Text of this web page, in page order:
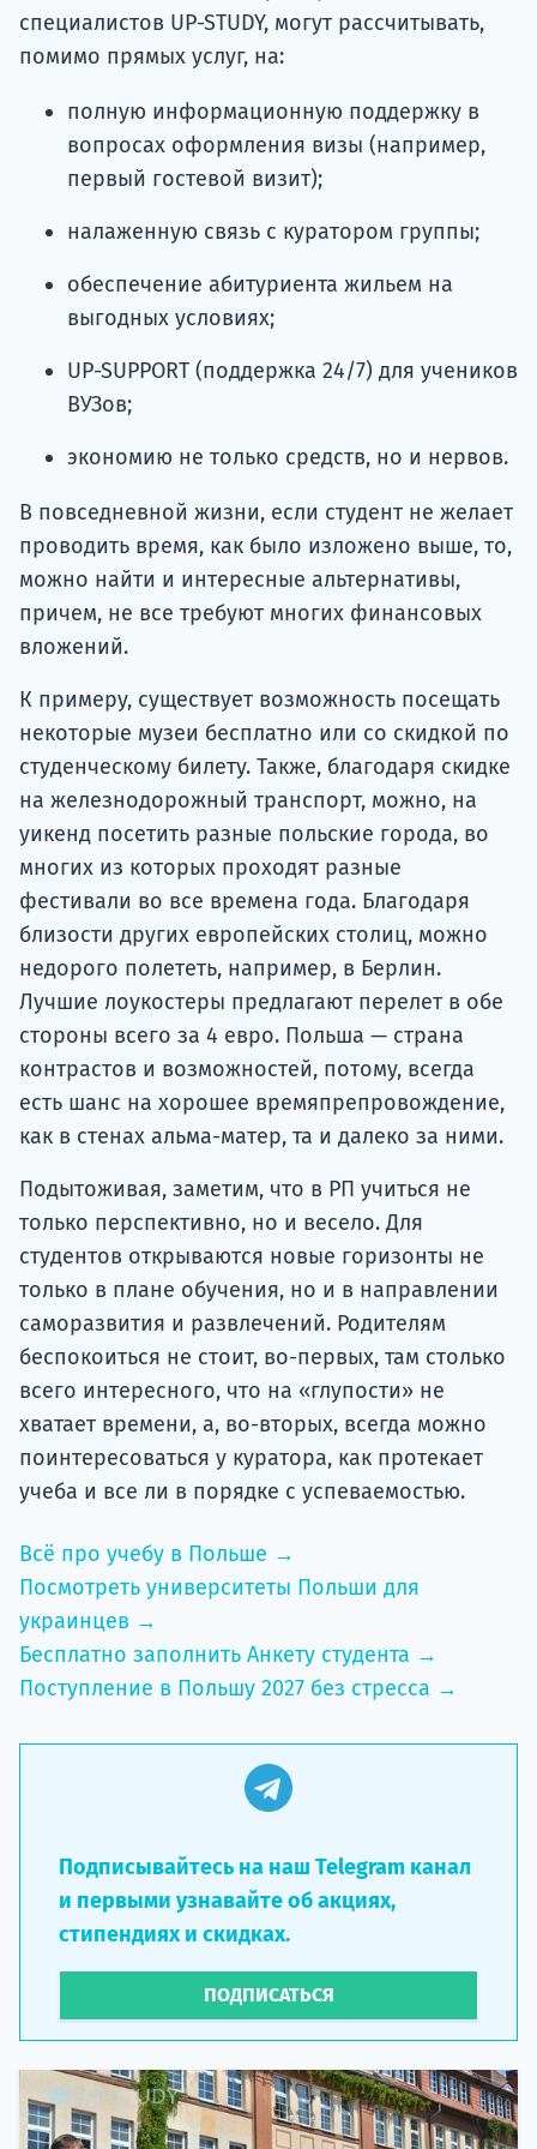
специалистов UP-STUDY, могут рассчитывать,
помимо прямых услуг, на:
полную информационную поддержку в
вопросах оформления визы (например,
первый гостевой визит);
налаженную связь с куратором группы;
обеспечение абитуриента жильем на
выгодных условиях;
UP-SUPPORT (поддержка 24/7) для учеников
ВУЗов;
экономию не только средств, но и нервов.
В повседневной жизни, если студент не желает
проводить время, как было изложено выше, то,
можно найти и интересные альтернативы,
причем, не все требуют многих финансовых
вложений.
К примеру, существует возможность посещать
некоторые музеи бесплатно или со скидкой по
студенческому билету. Также, благодаря скидке
на железнодорожный транспорт, можно, на
уикенд посетить разные польские города, во
многих из которых проходят разные
фестивали во все времена года. Благодаря
близости других европейских столиц, можно
недорого полететь, например, в Берлин.
Лучшие лоукостеры предлагают перелет в обе
стороны всего за 4 евро. Польша — страна
контрастов и возможностей, потому, всегда
есть шанс на хорошее времяпрепровождение,
как в стенах альма-матер, та и далеко за ними.
Подытоживая, заметим, что в РП учиться не
только перспективно, но и весело. Для
студентов открываются новые горизонты не
только в плане обучения, но и в направлении
саморазвития и развлечений. Родителям
беспокоиться не стоит, во-первых, там столько
всего интересного, что на «глупости» не
хватает времени, а, во-вторых, всегда можно
поинтересоваться у куратора, как протекает
учеба и все ли в порядке с успеваемостью.
Всё про учебу в Польше →
Посмотреть университеты Польши для
украинцев →
Бесплатно заполнить Анкету студента →
Поступление в Польшу 2027 без стресса →
Подписывайтесь на наш Telegram канал
и первыми узнавайте об акциях,
стипендиях и скидках.
ПОДПИСАТЬСЯ